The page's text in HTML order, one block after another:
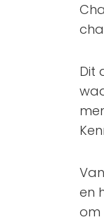
Dit
en
om